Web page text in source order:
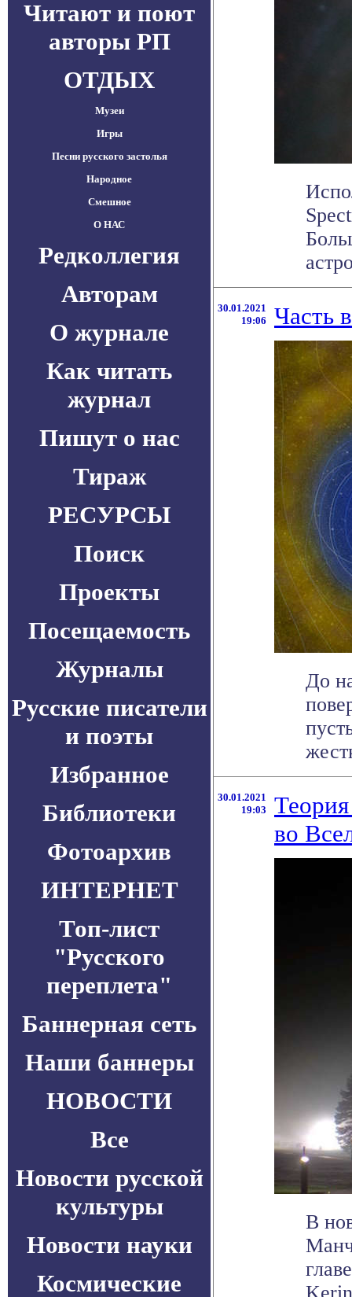
Читают и поют
авторы РП
ОТДЫХ
Музеи
Игры
Песни русского застолья
Народное
Смешное
О НАС
Редколлегия
Авторам
О журнале
Как читать
журнал
Пишут о нас
Тираж
РЕСУРСЫ
Поиск
Проекты
Посещаемость
Журналы
Русские писатели
и поэты
Избранное
Библиотеки
Фотоархив
ИНТЕРНЕТ
Топ-лист
"Русского
переплета"
Баннерная сеть
Наши баннеры
НОВОСТИ
Все
Новости русской
культуры
Новости науки
Космические
30.01.2021
19:06
Часть
До
30.01.2021
19:03
во
В